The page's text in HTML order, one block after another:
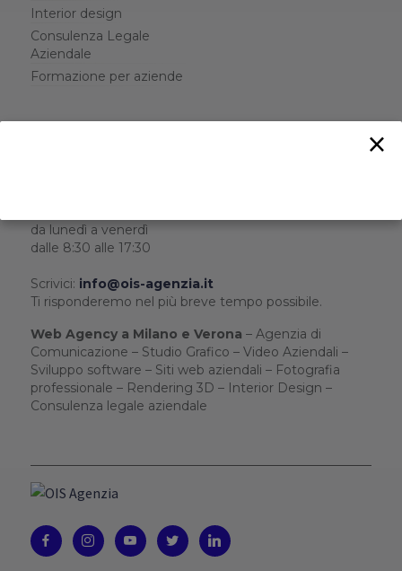
Interior design
Consulenza Legale
Aziendale
Formazione per aziende
da lunedì a venerdì
dalle 8:30 alle 17:30
Scrivici: info@ois-agenzia.it
Ti risponderemo nel più breve tempo possibile.
Web Agency a Milano e Verona – Agenzia di
Comunicazione – Studio Grafico – Video Aziendali –
Sviluppo software – Siti web aziendali – Fotografia
professionale – Rendering 3D – Interior Design –
Consulenza legale aziendale
×